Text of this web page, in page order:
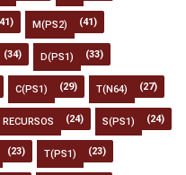
M(PS2) (41)
(34) D(PS1) (33)
C(PS1) (29) T(N64) (27)
(24) S(PS1) (24)
(23) T(PS1) (23)